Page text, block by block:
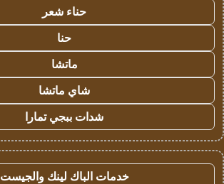
حناء شعر
حنا
ماتشا
شاي ماتشا
شدات ببجي تمارا
خدمات الباك لينك والجيست